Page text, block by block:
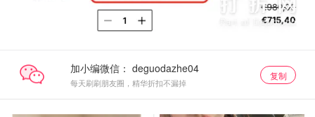
加小编微信：
每天刷刷朋友圈，精华折扣不漏掉
复制